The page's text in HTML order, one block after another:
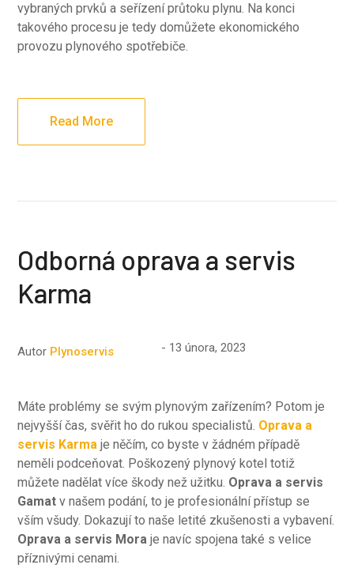
vybraných prvků a seřízení průtoku plynu. Na konci
takového procesu je tedy domůžete ekonomického
provozu plynového spotřebiče.
Read More
Odborná oprava a servis
Karma
Autor Plynoservis 13 února, 2023
Máte problémy se svým plynovým zařízením? Potom je
nejvyšší čas, svěřit ho do rukou specialistů. Oprava a
servis Karma je něčím, co byste v žádném případě
neměli podceňovat. Poškozený plynový kotel totiž
můžete nadělat více škody než užitku. Oprava a servis
Gamat v našem podání, to je profesionální přístup se
vším všudy. Dokazují to naše letité zkušenosti a vybavení.
Oprava a servis Mora je navíc spojena také s velice
příznivými cenami.